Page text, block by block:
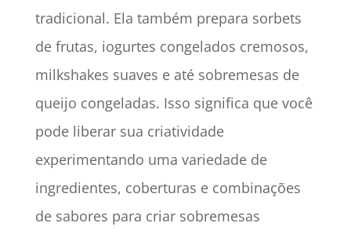
tradicional. Ela também prepara sorbets
de frutas, iogurtes congelados cremosos,
milkshakes suaves e até sobremesas de
queijo congeladas. Isso significa que você
pode liberar sua criatividade
experimentando uma variedade de
ingredientes, coberturas e combinações
de sabores para criar sobremesas